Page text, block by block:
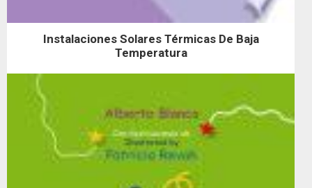
Instalaciones Solares Térmicas De Baja
Temperatura